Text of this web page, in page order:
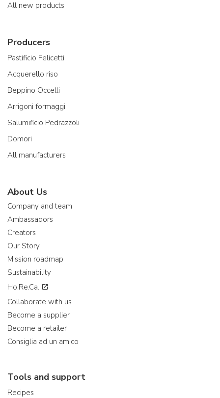
All new products
Producers
Pastificio Felicetti
Acquerello riso
Beppino Occelli
Arrigoni formaggi
Salumificio Pedrazzoli
Domori
All manufacturers
About Us
Company and team
Ambassadors
Creators
Our Story
Mission roadmap
Sustainability
Ho.Re.Ca.
Collaborate with us
Become a supplier
Become a retailer
Consiglia ad un amico
Tools and support
Recipes